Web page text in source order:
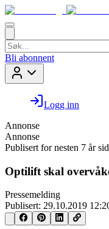
Bli abonnent
Logg inn
Annonse
Annonse
Publisert for nesten 7 år
Optilift skal
Pressemelding
Publisert: 29.10.2019